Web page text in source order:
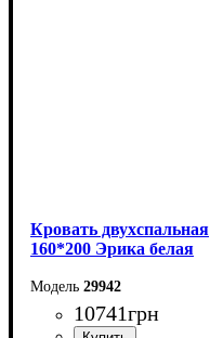
Кровать двухспальная
160*200 Эрика белая
29942
10741грн